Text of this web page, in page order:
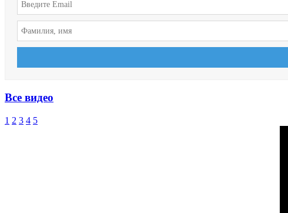
Все видео
1 2 3 4 5